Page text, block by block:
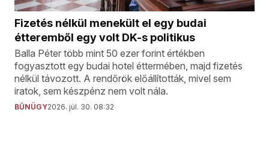
Fizetés nélkül menekült el egy budai
étteremből egy volt DK-s politikus
Balla Péter több mint 50 ezer forint értékben
fogyasztott egy budai hotel éttermében, majd fizetés
nélkül távozott. A rendőrök előállították, mivel sem
iratok, sem készpénz nem volt nála.
BŰNÜGY2026. júl. 30. 08:32